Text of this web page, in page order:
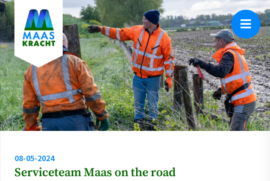
08-05-2024
Serviceteam Maas on the road